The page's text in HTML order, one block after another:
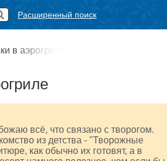
Расширенный поиск
в аэрогриле
всё, что связано с творогом.
из детства - "Творожные
как обычно их готовят, а в